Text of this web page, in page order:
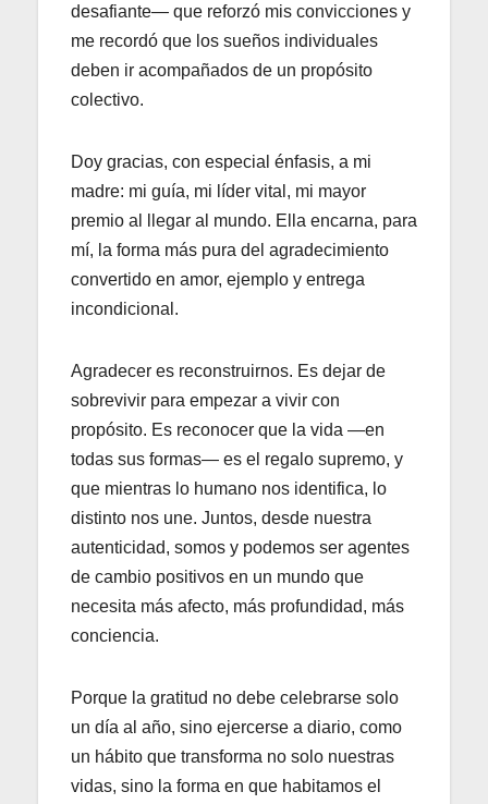
desafiante— que reforzó mis convicciones y
me recordó que los sueños individuales
deben ir acompañados de un propósito
colectivo.
Doy gracias, con especial énfasis, a mi
madre: mi guía, mi líder vital, mi mayor
premio al llegar al mundo. Ella encarna, para
mí, la forma más pura del agradecimiento
convertido en amor, ejemplo y entrega
incondicional.
Agradecer es reconstruirnos. Es dejar de
sobrevivir para empezar a vivir con
propósito. Es reconocer que la vida —en
todas sus formas— es el regalo supremo, y
que mientras lo humano nos identifica, lo
distinto nos une. Juntos, desde nuestra
autenticidad, somos y podemos ser agentes
de cambio positivos en un mundo que
necesita más afecto, más profundidad, más
conciencia.
Porque la gratitud no debe celebrarse solo
un día al año, sino ejercerse a diario, como
un hábito que transforma no solo nuestras
vidas, sino la forma en que habitamos el